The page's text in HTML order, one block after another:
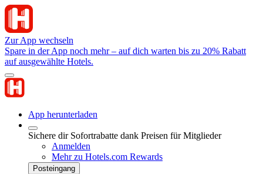
Zur App wechseln
Spare in der App noch mehr – auf dich warten bis zu 20% Rabatt
auf ausgewählte Hotels.
App herunterladen
Sichere dir Sofortrabatte dank Preisen für Mitglieder
Anmelden
Mehr zu Hotels.com Rewards
Posteingang